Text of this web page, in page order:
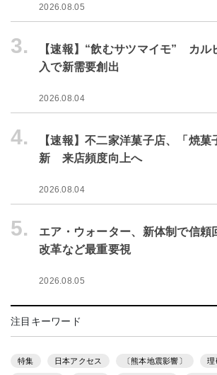
2026.08.05
3.
【速報】“飲むサツマイモ” カル
入で新需要創出
2026.08.04
4.
【速報】不二家洋菓子店、「焼菓
新 来店頻度向上へ
2026.08.04
5.
エア・ウォーター、新体制で信
改革など最重要視
2026.08.05
注目キーワード
特集 日本アクセス 〔熊本地震影響〕 理